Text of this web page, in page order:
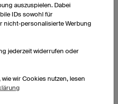
Brake
auszuspielen. Dabei
IDs sowohl für
nicht-personalisierte Werbung
jederzeit widerrufen oder
wir Cookies nutzen, lesen